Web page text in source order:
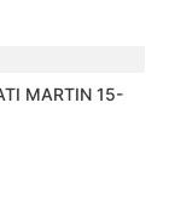
MARTIN 15-